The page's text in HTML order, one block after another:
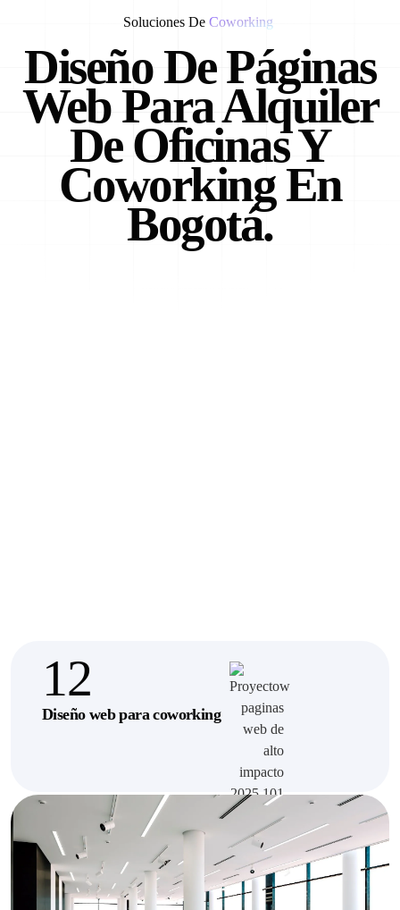
Soluciones De Coworking
Diseño De Páginas
Web Para Alquiler
De Oficinas Y
Coworking En
Bogotá.
12
Diseño web para coworking